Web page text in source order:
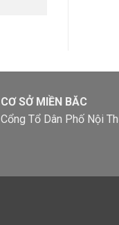
CƠ SỞ MIỀN BĂC
Cổng Tổ Dân Phố Nội